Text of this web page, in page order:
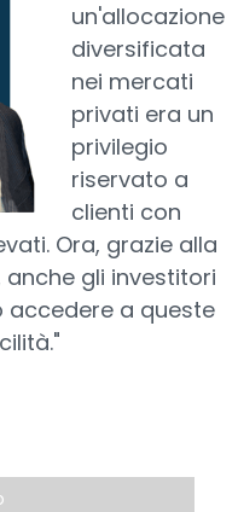
un'allocazione
diversificata
nei mercati
privati era un
privilegio
riservato a
clienti con
Ora, grazie alla
anche gli investitori
accedere a queste